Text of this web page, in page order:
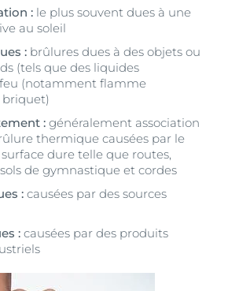
: le plus souvent dues à une
au soleil
: brûlures dues à des objets ou
(tels que des liquides
(notamment flamme
briquet)
: généralement association
thermique causées par le
dure telle que routes,
de gymnastique et cordes
: causées par des sources
: causées par des produits